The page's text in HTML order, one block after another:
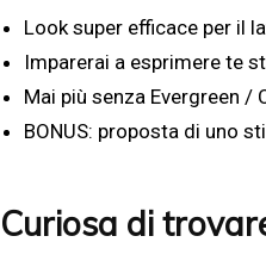
Look super efficace per il
Imparerai a esprimere te
Mai più senza Evergreen /
BONUS: proposta di uno
Curiosa di